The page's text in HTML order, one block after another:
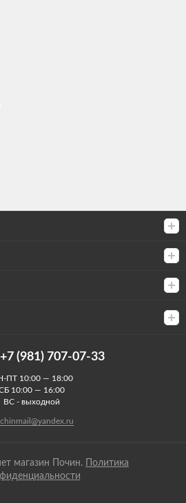
(981) 707-07-33
ПТ 10:00 — 18:00
10:00 — 16:00
ВС - выходной
магазин Почин.
Политика